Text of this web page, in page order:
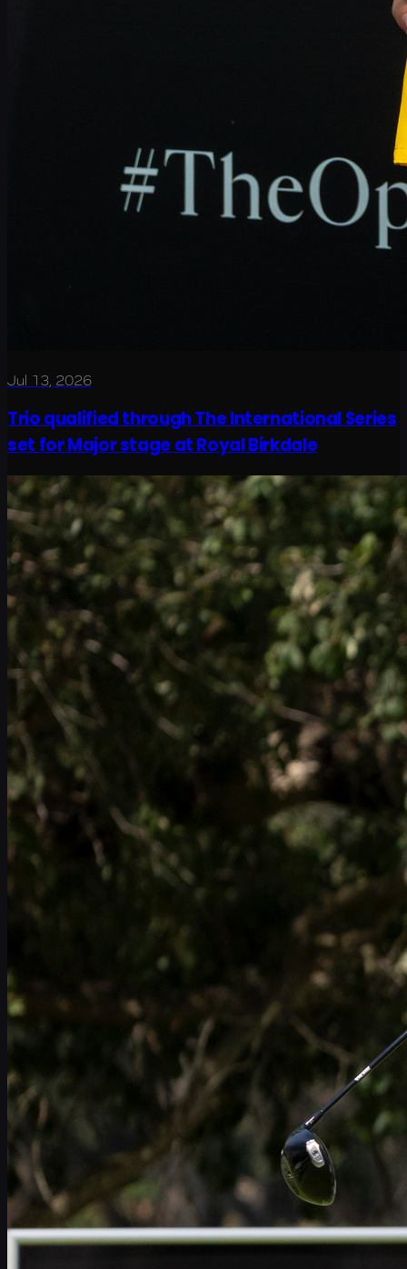
Jul 13, 2026
Trio qualified through The International Series
set for Major stage at Royal Birkdale